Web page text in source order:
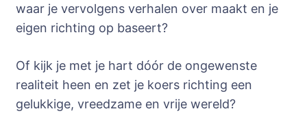
waar je vervolgens verhalen over maakt en je
eigen richting op baseert?
Of kijk je met je hart dóór de ongewenste
realiteit heen en zet je koers richting een
gelukkige, vreedzame en vrije wereld?